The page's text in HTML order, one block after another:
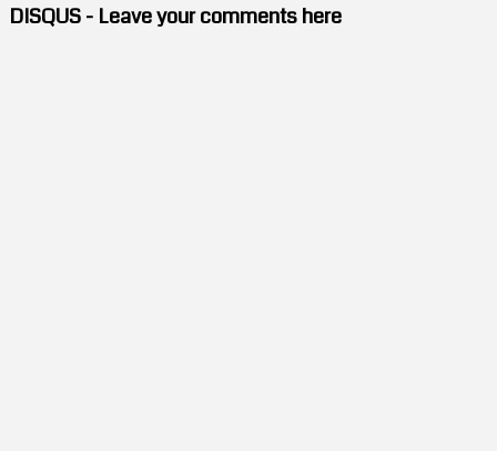
DISQUS - Leave your comments here